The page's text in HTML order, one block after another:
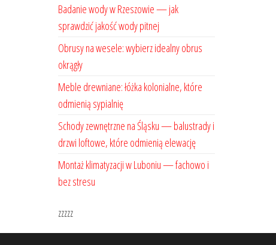
Badanie wody w Rzeszowie — jak
sprawdzić jakość wody pitnej
Obrusy na wesele: wybierz idealny obrus
okrągły
Meble drewniane: łóżka kolonialne, które
odmienią sypialnię
Schody zewnętrzne na Śląsku — balustrady i
drzwi loftowe, które odmienią elewację
Montaż klimatyzacji w Luboniu — fachowo i
bez stresu
zzzzz